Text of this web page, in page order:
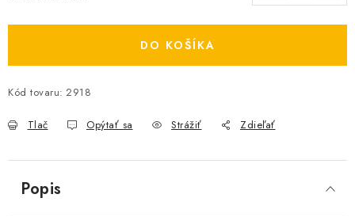
DO KOŠÍKA
Kód tovaru: 2918
Tlač Opýtať sa Strážiť Zdieľať
Popis